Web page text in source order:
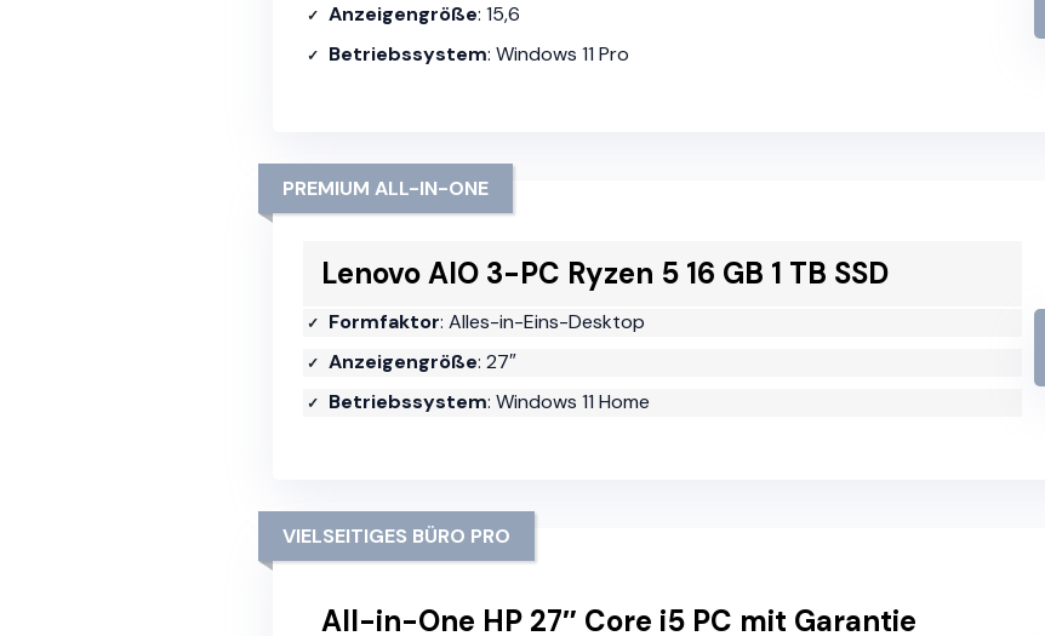
Anzeigengröße: 15,6
Betriebssystem: Windows 11 Pro
Lenovo AIO 3-PC Ryzen 5 16 GB 1 TB SSD
PREMIUM ALL-IN-ONE
Formfaktor: Alles-in-Eins-Desktop
Anzeigengröße: 27″
Betriebssystem: Windows 11 Home
All-in-One HP 27″ Core i5 PC mit Garantie
VIELSEITIGES BÜRO PRO